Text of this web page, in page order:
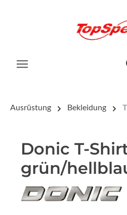
Ausrüstung Bekleidung
Donic T-
grün/